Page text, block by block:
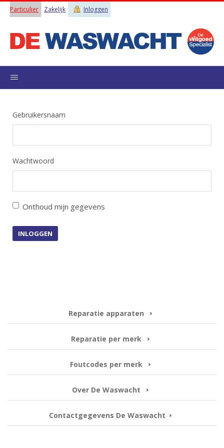
Particulier Zakelijk Inloggen
Gebruikersnaam
Wachtwoord
Onthoud mijn gegevens
INLOGGEN
Reparatie apparaten
Reparatie per merk
Foutcodes per merk
Over De Waswacht
Contactgegevens De Waswacht